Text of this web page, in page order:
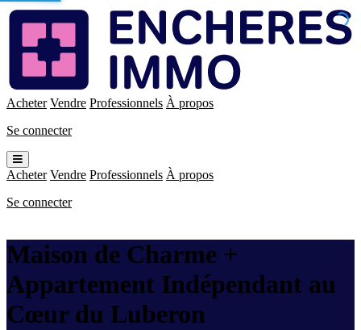
Enchères
Immo
Acheter Vendre Professionnels À propos
Se connecter
Ouvrir
le
menu
Acheter Vendre Professionnels À propos
Se connecter
Maison de Charme +
Appartement Indépendant au
Cœur du Luberon